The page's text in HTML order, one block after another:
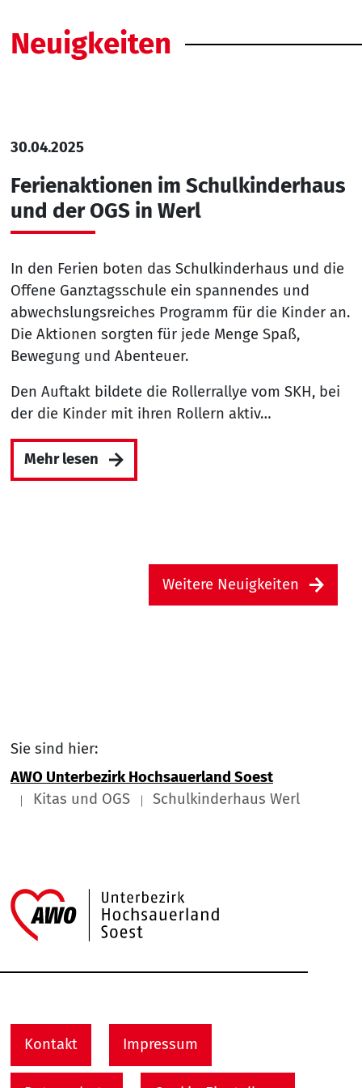
Neuigkeiten
30.04.2025
Ferienaktionen im Schulkinderhaus
und der OGS in Werl
In den Ferien boten das Schulkinderhaus und die
Offene Ganztagsschule ein spannendes und
abwechslungsreiches Programm für die Kinder an.
Die Aktionen sorgten für jede Menge Spaß,
Bewegung und Abenteuer.
Den Auftakt bildete die Rollerrallye vom SKH, bei
der die Kinder mit ihren Rollern aktiv…
Mehr lesen
Weitere Neuigkeiten
Sie sind hier:
AWO Unterbezirk Hochsauerland Soest
Kitas und OGS
Schulkinderhaus Werl
Kontakt Impressum